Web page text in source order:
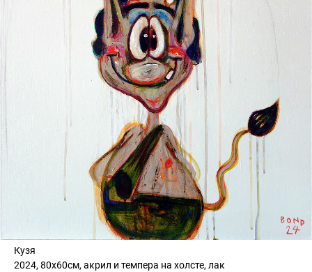
Кузя
2024, 80х60см, акрил и темпера на холсте, лак